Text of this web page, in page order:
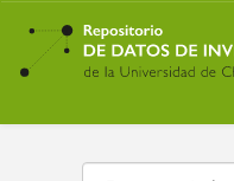
Ir
contenido
principal
Buscar